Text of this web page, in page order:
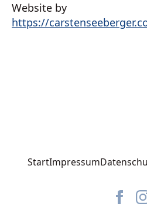
Website by
https://
StartImpressum